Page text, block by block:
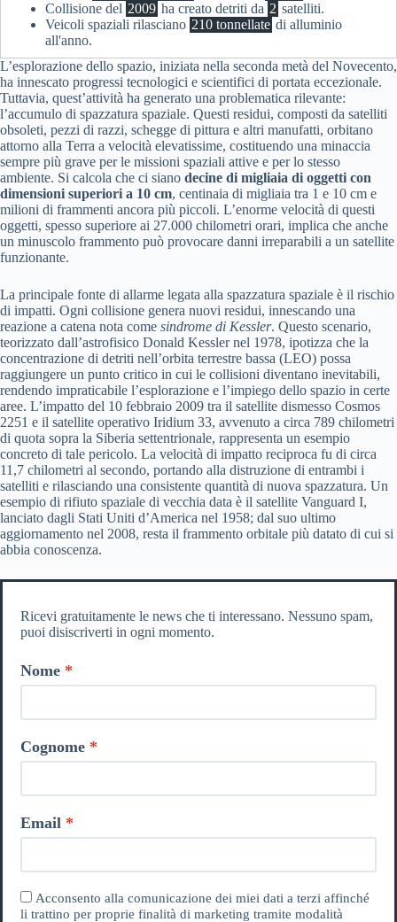
Collisione del 2009 ha creato detriti da 2 satelliti.
Veicoli spaziali rilasciano 210 tonnellate di alluminio
all'anno.
L’esplorazione dello spazio, iniziata nella seconda metà del Novecento,
ha innescato progressi tecnologici e scientifici di portata eccezionale.
Tuttavia, quest’attività ha generato una problematica rilevante:
l’accumulo di spazzatura spaziale. Questi residui, composti da satelliti
obsoleti, pezzi di razzi, schegge di pittura e altri manufatti, orbitano
attorno alla Terra a velocità elevatissime, costituendo una minaccia
sempre più grave per le missioni spaziali attive e per lo stesso
ambiente. Si calcola che ci siano decine di migliaia di oggetti con
dimensioni superiori a 10 cm, centinaia di migliaia tra 1 e 10 cm e
milioni di frammenti ancora più piccoli. L’enorme velocità di questi
oggetti, spesso superiore ai 27.000 chilometri orari, implica che anche
un minuscolo frammento può provocare danni irreparabili a un satellite
funzionante.
La principale fonte di allarme legata alla spazzatura spaziale è il rischio
di impatti. Ogni collisione genera nuovi residui, innescando una
reazione a catena nota come sindrome di Kessler. Questo scenario,
teorizzato dall’astrofisico Donald Kessler nel 1978, ipotizza che la
concentrazione di detriti nell’orbita terrestre bassa (LEO) possa
raggiungere un punto critico in cui le collisioni diventano inevitabili,
rendendo impraticabile l’esplorazione e l’impiego dello spazio in certe
aree. L’impatto del 10 febbraio 2009 tra il satellite dismesso Cosmos
2251 e il satellite operativo Iridium 33, avvenuto a circa 789 chilometri
di quota sopra la Siberia settentrionale, rappresenta un esempio
concreto di tale pericolo. La velocità di impatto reciproca fu di circa
11,7 chilometri al secondo, portando alla distruzione di entrambi i
satelliti e rilasciando una consistente quantità di nuova spazzatura. Un
esempio di rifiuto spaziale di vecchia data è il satellite Vanguard I,
lanciato dagli Stati Uniti d’America nel 1958; dal suo ultimo
aggiornamento nel 2008, resta il frammento orbitale più datato di cui si
abbia conoscenza.
Ricevi gratuitamente le news che ti interessano. Nessuno spam,
puoi disiscriverti in ogni momento.
Nome
Cognome
Email
Acconsento alla comunicazione dei miei dati a terzi affinché
li trattino per proprie finalità di marketing tramite modalità